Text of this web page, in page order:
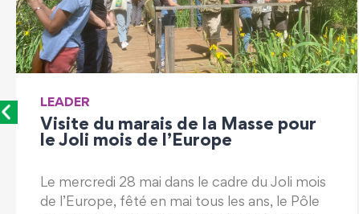
LEADER
LEADER : le budget européen post
2027 en discussion
Les discussions autour du cadre financier
pluriannuel (CFP) de l’Union européenne se